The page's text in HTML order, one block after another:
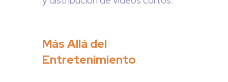
Más Allá del
Entretenimiento